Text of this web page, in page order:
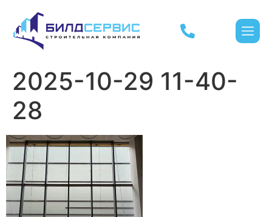
2025-10-29 11-40-
28